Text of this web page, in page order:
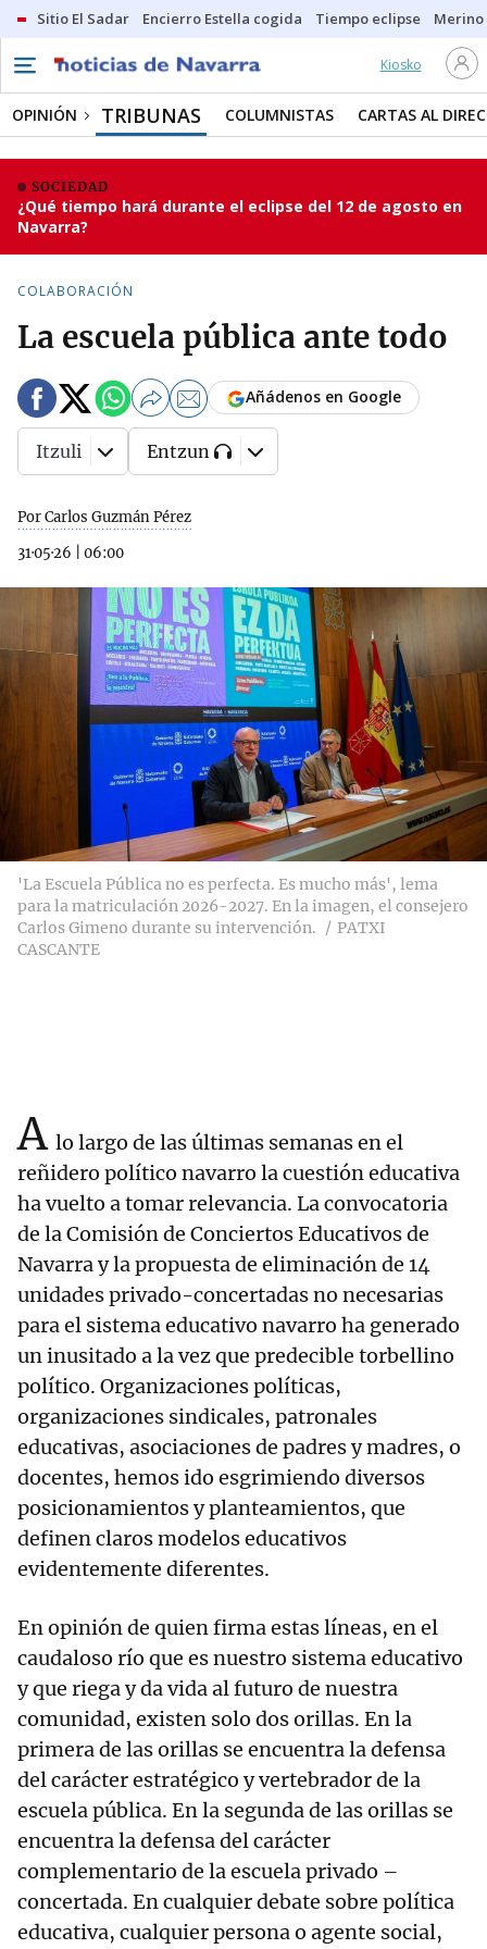
Sitio El Sadar Encierro Estella cogida Tiempo eclipse
Kiosko
OPINIÓN TRIBUNAS COLUMNISTAS CARTAS AL
SOCIEDAD
¿Qué tiempo hará durante el eclipse del 12 de agosto en
Navarra?
COLABORACIÓN
La escuela pública ante todo
Por Carlos Guzmán Pérez
31·05·26
06:00
Añádenos en Google
Itzuli Entzun
'La Escuela Pública no es perfecta. Es mucho más', lema
para la matriculación 2026-2027. En la imagen, el consejero
Carlos Gimeno durante su intervención.
PATXI
CASCANTE
A lo largo de las últimas semanas en el
reñidero político navarro la cuestión educativa
ha vuelto a tomar relevancia. La convocatoria
de la Comisión de Conciertos Educativos de
Navarra y la propuesta de eliminación de 14
unidades privado-concertadas no necesarias
para el sistema educativo navarro ha generado
un inusitado a la vez que predecible torbellino
político. Organizaciones políticas,
organizaciones sindicales, patronales
educativas, asociaciones de padres y madres, o
docentes, hemos ido esgrimiendo diversos
posicionamientos y planteamientos, que
definen claros modelos educativos
evidentemente diferentes.
En opinión de quien firma estas líneas, en el
caudaloso río que es nuestro sistema educativo
y que riega y da vida al futuro de nuestra
comunidad, existen solo dos orillas. En la
primera de las orillas se encuentra la defensa
del carácter estratégico y vertebrador de la
escuela pública. En la segunda de las orillas se
encuentra la defensa del carácter
complementario de la escuela privado –
concertada. En cualquier debate sobre política
educativa, cualquier persona o agente social,